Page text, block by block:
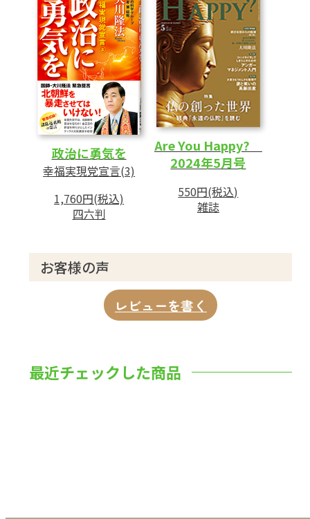
政治に勇気を
幸福実現党宣言(3)
1,760円(税込)
四六判
Are You Happy?
2024年5月号
550円(税込)
雑誌
お客様の声
レビューを書く
最近チェックした商品